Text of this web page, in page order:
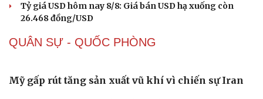
Sức khỏe
Dinh dưỡng - món ngon
Sản phụ khoa
Nhi khoa
Đời sống
Tình yêu - Gia đình
Tỷ giá USD hôm nay 8/8: Giá bán USD hạ xuống còn
26.468 đồng/USD
QUÂN SỰ - QUỐC PHÒNG
Mỹ gấp rút tăng sản xuất vũ khí vì chiến sự Iran